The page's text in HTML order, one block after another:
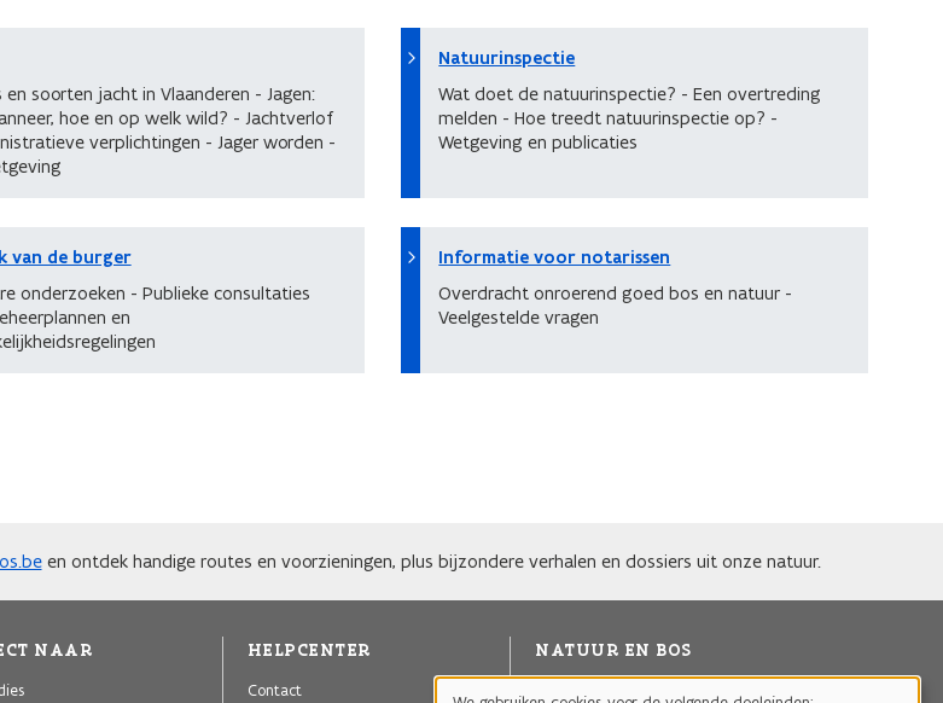
en soorten jacht in Vlaanderen - Jagen:
hoe en op welk wild? - Jachtverlof
verplichtingen - Jager worden -
Natuurinspectie
Wat doet de natuurinspectie? - Een overtreding
melden - Hoe treedt natuurinspectie op? -
Wetgeving en publicaties
van de burger
onderzoeken - Publieke consultaties
en
Informatie voor notarissen
Overdracht onroerend goed bos en natuur -
Veelgestelde vragen
en ontdek handige routes en voorzieningen, plus bijzondere verhalen en dossiers uit onze natuur.
NAAR HELPCENTER
Contact
NATUUR EN BOS